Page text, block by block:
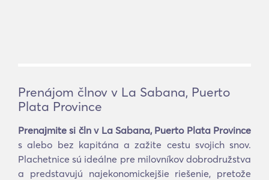
Prenájom člnov v La Sabana, Puerto
Plata Province
Prenajmite si čln v La Sabana, Puerto Plata Province
s alebo bez kapitána a zažite cestu svojich snov.
Plachetnice sú ideálne pre milovníkov dobrodružstva
a predstavujú najekonomickejšie riešenie, pretože